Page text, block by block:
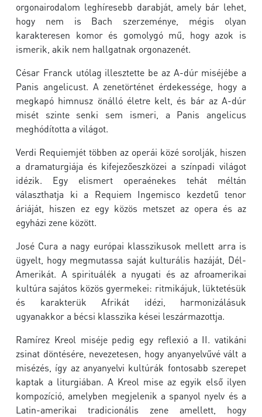
orgonairodalom leghíresebb darabját, amely bár lehet,
hogy nem is Bach szerzeménye, mégis olyan
karakteresen komor és gomolygó mű, hogy azok is
ismerik, akik nem hallgatnak orgonazenét.
César Franck utólag illesztette be az A-dúr miséjébe a
Panis angelicust. A zenetörténet érdekessége, hogy a
megkapó himnusz önálló életre kelt, és bár az A-dúr
misét szinte senki sem ismeri, a Panis angelicus
meghódította a világot.
Verdi Requiemjét többen az operái közé sorolják, hiszen
a dramaturgiája és kifejezőeszközei a színpadi világot
idézik. Egy elismert operaénekes tehát méltán
választhatja ki a Requiem Ingemisco kezdetű tenor
áriáját, hiszen ez egy közös metszet az opera és az
egyházi zene között.
José Cura a nagy európai klasszikusok mellett arra is
ügyelt, hogy megmutassa saját kulturális hazáját, Dél-
Amerikát. A spirituálék a nyugati és az afroamerikai
kultúra sajátos közös gyermekei: ritmikájuk, lüktetésük
és karakterük Afrikát idézi, harmonizálásuk
ugyanakkor a bécsi klasszika kései leszármazottja.
Ramírez Kreol miséje pedig egy reflexió a II. vatikáni
zsinat döntésére, nevezetesen, hogy anyanyelvűvé vált a
misézés, így az anyanyelvi kultúrák fontosabb szerepet
kaptak a liturgiában. A Kreol mise az egyik első ilyen
kompozíció, amelyben megjelenik a spanyol nyelv és a
Latin-amerikai tradicionális zene amellett, hogy